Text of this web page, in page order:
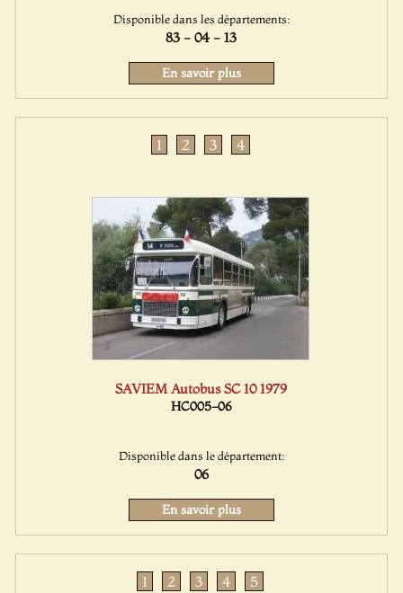
Disponible dans les départements:
83 - 04 - 13
En savoir plus
1 2 3 4
SAVIEM Autobus SC 10 1979
HC005-06
Disponible dans le département:
06
En savoir plus
1 2 3 4 5